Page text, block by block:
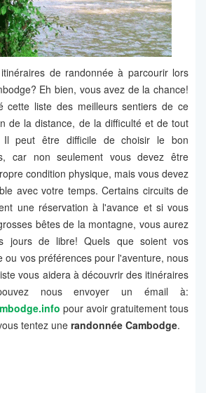
de randonnée à parcourir lors
Eh bien, vous avez de la chance!
cette liste des meilleurs sentiers de ce
de la distance, de la difficulté et de tout
Il peut être difficile de choisir le bon
car non seulement vous devez être
condition physique, mais vous devez
avec votre temps. Certains circuits de
une réservation à l'avance et si vous
bêtes de la montagne, vous aurez
jours de libre! Quels que soient vos
ou vos préférences pour l'aventure, nous
vous aidera à découvrir des itinéraires
nous envoyer un émail à:
pour avoir gratuitement tous
tentez une randonnée Cambodge.